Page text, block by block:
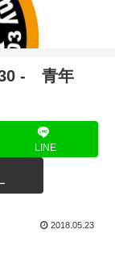
- 青年
LINE
2018.05.23